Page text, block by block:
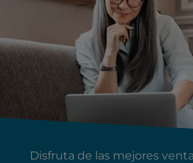
Disfruta de las mejores